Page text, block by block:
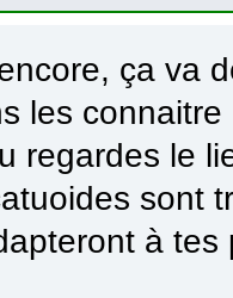
ça va
les
regardes le
sont
à tes